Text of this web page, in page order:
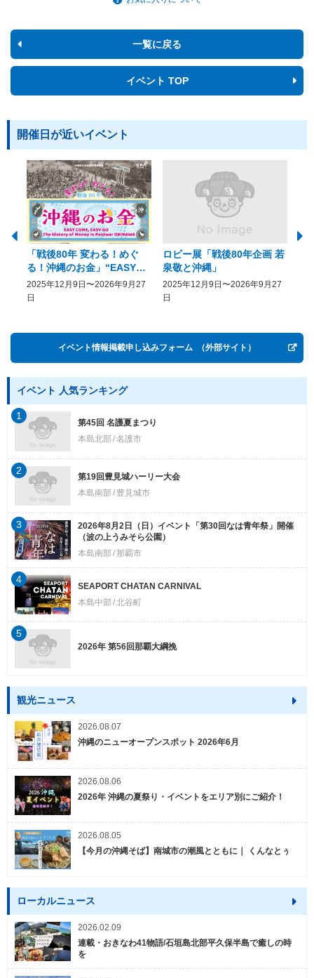
一覧に戻る
イベント TOP
開催日が近いイベント
「戦後80年 変わる！めぐ
る！沖縄のお金」“EASY
COME, EASY GO － The
History of Money in
2025年12月9日〜2026年9月27
日
ロビー展「戦後80年企画 若
泉敬と沖縄」
2025年12月9日〜2026年9月27
日
イベント情報掲載申し込みフォーム （外部サイト）
イベント 人気ランキング
第45回 名護夏まつり
本島北部 名護市
1
第19回豊見城ハーリー大会
本島南部
豊見城市
2
2026年8月2日（日）イベント「第30回なは青年祭」開催
（波の上うみそら公園）
本島南部
那覇市
3
SEAPORT CHATAN CARNIVAL
本島中部 北谷町
4
2026年 第56回那覇大綱挽
5
観光ニュース
2026.08.07
沖縄のニューオープンスポット 2026年6月
2026.08.06
2026年 沖縄の夏祭り・イベントをエリア別にご紹介！
2026.08.05
【今月の沖縄そば】南城市の潮風とともに｜ くんなとぅ
ローカルニュース
2026.02.09
連載・おきなわ41物語/石垣島北部平久保半島で癒しの時
を